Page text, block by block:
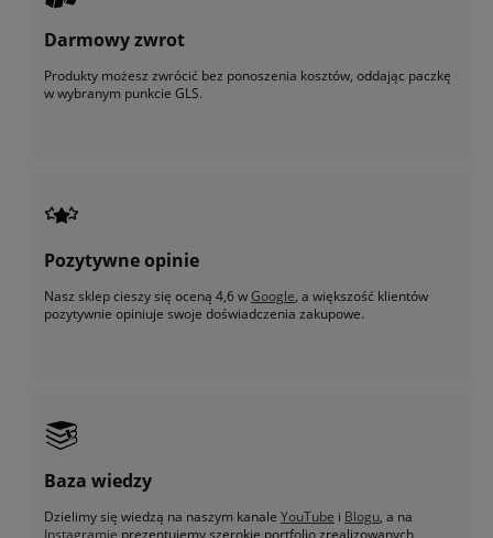
Darmowy zwrot
Produkty możesz zwrócić bez ponoszenia kosztów, oddając paczkę
w wybranym punkcie GLS.
Pozytywne opinie
Nasz sklep cieszy się oceną 4,6 wGoogle, a większość klientów
pozytywnie opiniuje swoje doświadczenia zakupowe.
Baza wiedzy
Dzielimy się wiedzą na naszym kanale YouTube i Blogu, a na